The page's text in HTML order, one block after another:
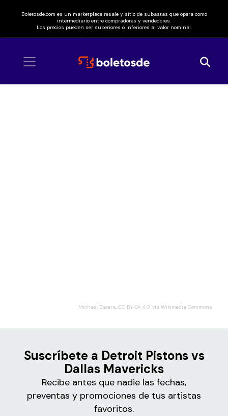
Boletosde.com es un marketplace resale y sitio de subastas que opera como
intermediario entre compradores y vendedores.
Los precios pueden ser superiores o inferiores al valor nominal.
Michael Barera, CC BY-SA 4.0, vía Wikimedia Commons
Suscríbete a Detroit Pistons vs
Dallas Mavericks
Recibe antes que nadie las fechas,
preventas y promociones de tus artistas
favoritos.